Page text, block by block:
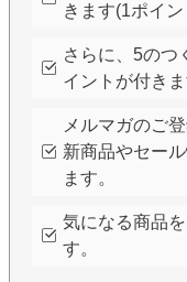
きます(1ポイ
さらに、5のつ
イントが付きま
メルマガのご
新商品やセー
ます。
気になる商品
す。